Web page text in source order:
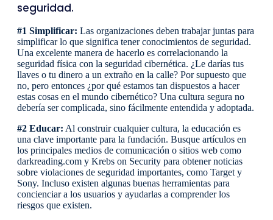
seguridad.
#1 Simplificar: Las organizaciones deben trabajar juntas para
simplificar lo que significa tener conocimientos de seguridad.
Una excelente manera de hacerlo es correlacionando la
seguridad física con la seguridad cibernética. ¿Le darías tus
llaves o tu dinero a un extraño en la calle? Por supuesto que
no, pero entonces ¿por qué estamos tan dispuestos a hacer
estas cosas en el mundo cibernético? Una cultura segura no
debería ser complicada, sino fácilmente entendida y adoptada.
#2 Educar: Al construir cualquier cultura, la educación es
una clave importante para la fundación. Busque artículos en
los principales medios de comunicación o sitios web como
darkreading.com y Krebs on Security para obtener noticias
sobre violaciones de seguridad importantes, como Target y
Sony. Incluso existen algunas buenas herramientas para
concienciar a los usuarios y ayudarlas a comprender los
riesgos que existen.